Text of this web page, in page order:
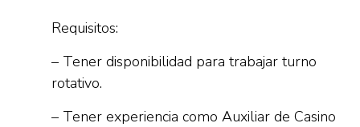
Requisitos:
– Tener disponibilidad para trabajar turno
rotativo.
– Tener experiencia como Auxiliar de Casino